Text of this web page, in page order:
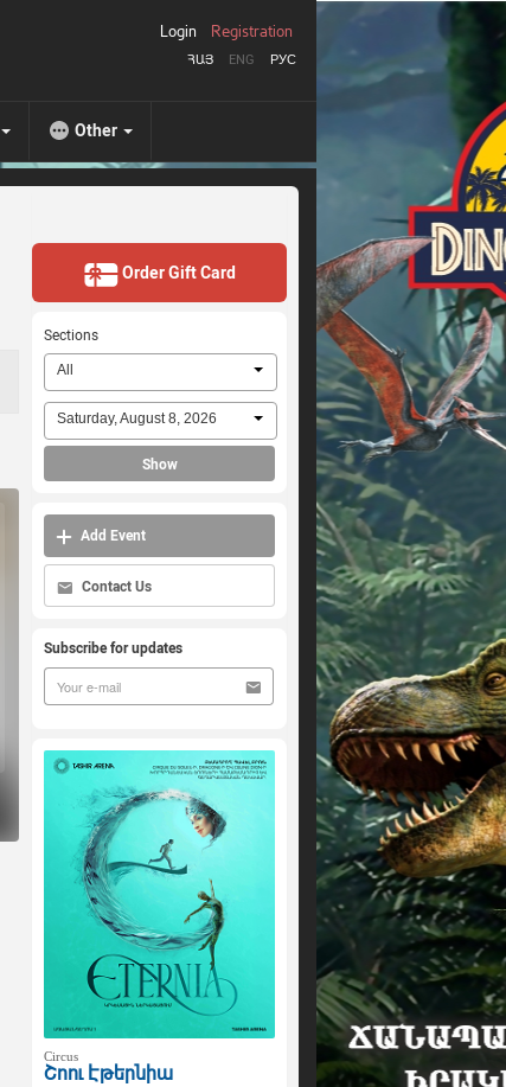
ՀԱՅ ENG РУС
Login Registration
Other
Order Gift Card
Sections
All
Saturday, August 8, 2026
Show
Add Event
Contact Us
Subscribe for updates
Circus
Շոու Էթերնիա